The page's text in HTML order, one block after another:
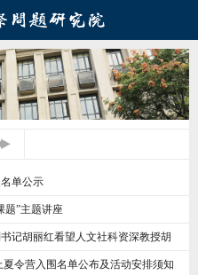
单公示
题”主题讲座
记胡丽红看望人文社科资深教授胡
令营入围名单公布及活动安排须知